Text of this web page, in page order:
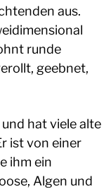
aus.
runde
geebnet,
hat viele alte
ist von einer
ihm ein
Algen und